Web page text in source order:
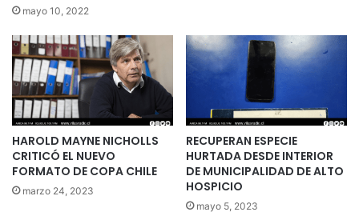
mayo 10, 2022
HAROLD MAYNE NICHOLLS
CRITICÓ EL NUEVO
FORMATO DE COPA CHILE
marzo 24, 2023
RECUPERAN ESPECIE
HURTADA DESDE INTERIOR
DE MUNICIPALIDAD DE ALTO
HOSPICIO
mayo 5, 2023